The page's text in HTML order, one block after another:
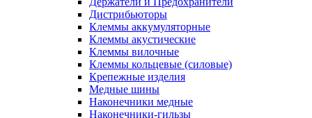
Дистрибьюторы
Клеммы аккумуляторные
Клеммы акустические
Клеммы вилочные
Клеммы кольцевые (силовые)
Крепежные изделия
Медные шины
Наконечники медные
Наконечники-гильзы